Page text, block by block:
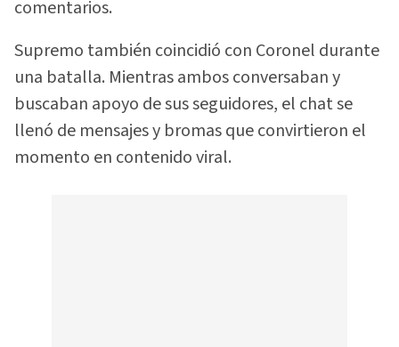
comentarios.
Supremo también coincidió con Coronel durante
una batalla. Mientras ambos conversaban y
buscaban apoyo de sus seguidores, el chat se
llenó de mensajes y bromas que convirtieron el
momento en contenido viral.